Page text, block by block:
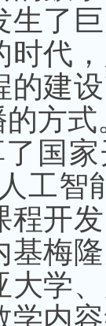
生了
时代
的建
方式
国
工智
程开
基梅
大学
学内